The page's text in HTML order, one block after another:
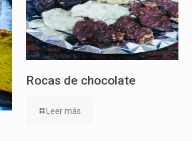
Rocas de chocolate
Leer más